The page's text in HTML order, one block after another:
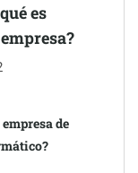
caídas de precios
es
de